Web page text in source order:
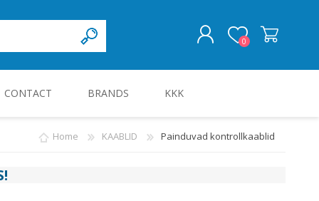
0
CONTACT BRANDS KKK
Home KAABLID Painduvad kontrollkaablid
!